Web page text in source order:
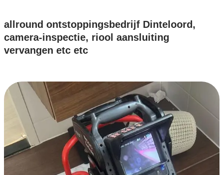
allround ontstoppingsbedrijf Dinteloord,
camera-inspectie, riool aansluiting
vervangen etc etc